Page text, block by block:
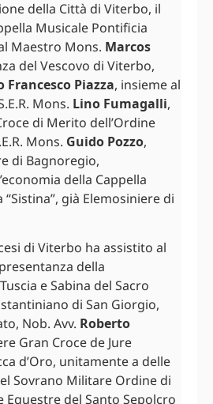
della Città di Viterbo, il
Musicale Pontificia
Maestro Mons. Marcos
del Vescovo di Viterbo,
Francesco Piazza, insieme al
Mons. Lino Fumagalli,
di Merito dell’Ordine
Mons. Guido Pozzo,
di Bagnoregio,
della Cappella
già Elemosiniere di
di Viterbo ha assistito al
della
e Sabina del Sacro
di San Giorgio,
Nob. Avv. Roberto
Gran Croce de Jure
d’Oro, unitamente a delle
Sovrano Militare Ordine di
Equestre del Santo Sepolcro